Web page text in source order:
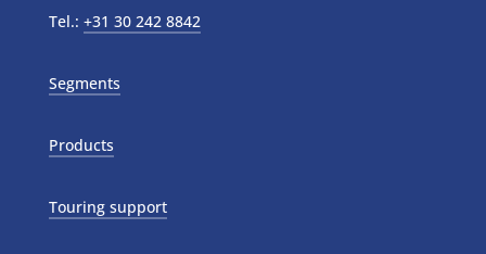
Tel.: +31 30 242 8842
Segments
Products
Touring support